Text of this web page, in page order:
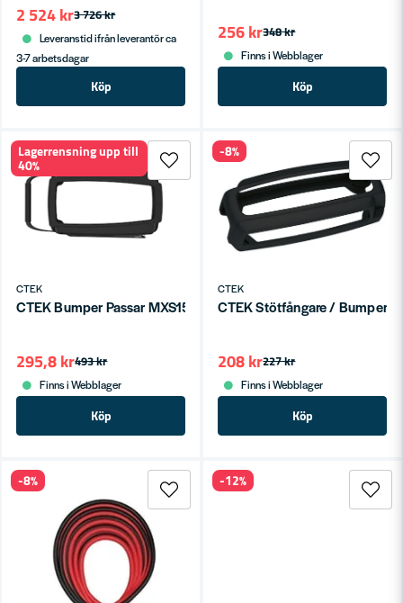
3 726 kr
2 524 kr
Leveranstid ifrån leverantör ca
3-7 arbetsdagar
Köp
348 kr
256 kr
Finns i Webblager
Köp
CTEK
CTEK Bumper Passar MXS15
493 kr
295,8 kr
Finns i Webblager
Köp
Lagerrensning upp till
40%
CTEK
CTEK Stötfångare / Bumper
227 kr
208 kr
Finns i Webblager
Köp
-8%
-8% -12%